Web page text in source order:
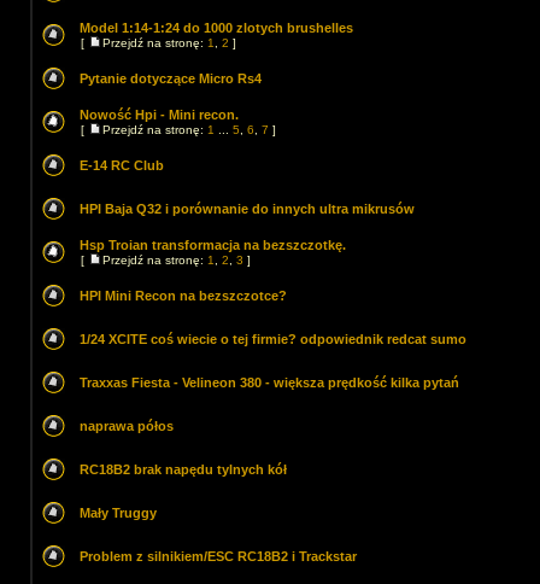
Model 1:14-1:24 do 1000 zlotych brushelles
[ Przejdź na stronę: 1 2 ]
Pytanie dotyczące Micro Rs4
Nowość Hpi - Mini recon.
[ Przejdź na stronę: 1 5 6 7 ]
E-14 RC Club
HPI Baja Q32 i porównanie do innych ultra mikrusów
Hsp Troian transformacja na bezszczotkę.
[ Przejdź na stronę: 1 2 3 ]
HPI Mini Recon na bezszczotce?
1/24 XCITE coś wiecie o tej firmie? odpowiednik redcat sumo
Traxxas Fiesta - Velineon 380 - większa prędkość kilka pytań
naprawa półos
RC18B2 brak napędu tylnych kół
Mały Truggy
Problem z silnikiem/ESC RC18B2 i Trackstar